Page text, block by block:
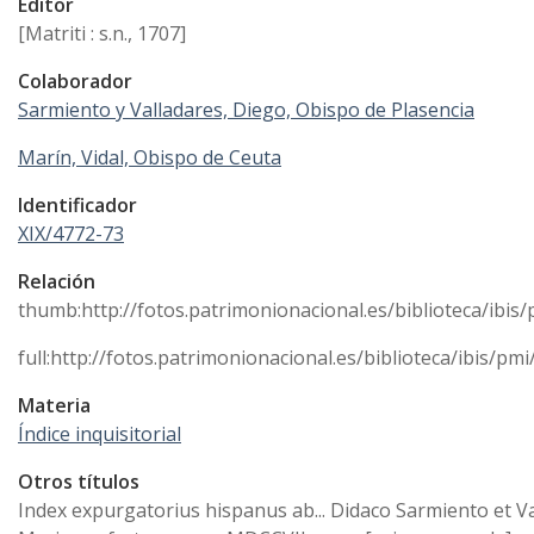
[Matriti : s.n., 1707]
Colaborador
Sarmiento y Valladares, Diego, Obispo de Plasencia
Marín, Vidal, Obispo de Ceuta
Identificador
XIX/4772-73
Relación
thumb:http://fotos.patrimonionacional.es/biblioteca/ibis/
full:http://fotos.patrimonionacional.es/biblioteca/ibis/
Materia
Índice inquisitorial
Otros títulos
Index expurgatorius hispanus ab... Didaco Sarmiento et